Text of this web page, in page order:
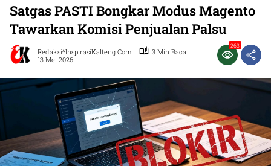
Satgas PASTI Bongkar Modus Magento
Tawarkan Komisi Penjualan Palsu
Redaksi^InspirasiKalteng.com
3 Min Baca
13 Mei 2026
263